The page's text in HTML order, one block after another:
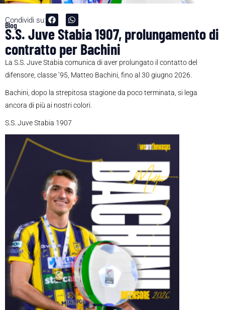
Condividi su:
Blog
S.S. Juve Stabia 1907, prolungamento di
contratto per Bachini
La S.S. Juve Stabia comunica di aver prolungato il contatto del
difensore, classe ‘95, Matteo Bachini, fino al 30 giugno 2026.
Bachini, dopo la strepitosa stagione da poco terminata, si lega
ancora di più ai nostri colori.
S.S. Juve Stabia 1907